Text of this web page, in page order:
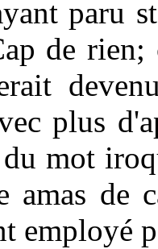
paru
de
plus
du mot
de
employé